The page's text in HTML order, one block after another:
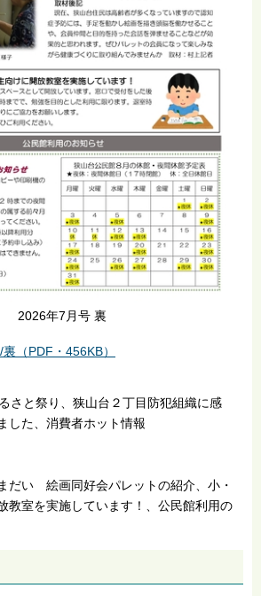
2026年7月号 裏
（PDF・456KB）
さと祭り、狭山台２丁目防犯組織に感
した、消費者ホット情報
だい 絵画同好会パレットの紹介、小・
教室を実施しています！、公民館利用の